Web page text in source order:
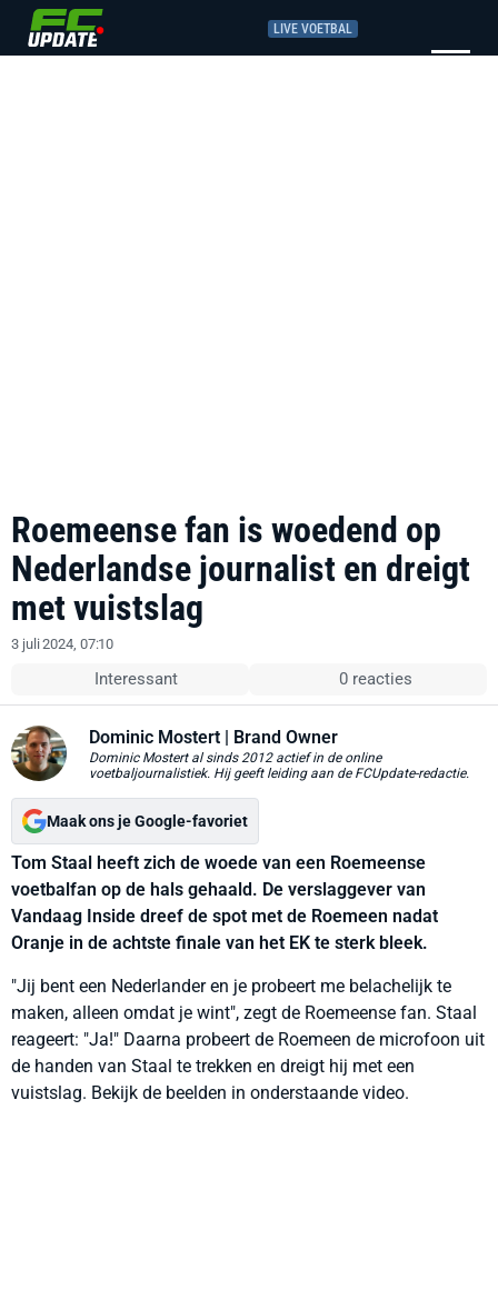
LIVE VOETBAL
Roemeense fan is woedend op
Nederlandse journalist en dreigt
met vuistslag
3 juli 2024, 07:10
Interessant 0 reacties
Dominic Mostert | Brand Owner
Dominic Mostert al sinds 2012 actief in de online
voetbaljournalistiek. Hij geeft leiding aan de FCUpdate-redactie.
Maak ons je Google-favoriet
Tom Staal heeft zich de woede van een Roemeense
voetbalfan op de hals gehaald. De verslaggever van
Vandaag Inside dreef de spot met de Roemeen nadat
Oranje in de achtste finale van het EK te sterk bleek.
"Jij bent een Nederlander en je probeert me belachelijk te
maken, alleen omdat je wint", zegt de Roemeense fan. Staal
reageert: "Ja!" Daarna probeert de Roemeen de microfoon uit
de handen van Staal te trekken en dreigt hij met een
vuistslag. Bekijk de beelden in onderstaande video.